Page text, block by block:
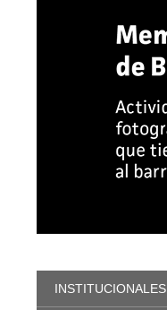
INSTITUCIONALES